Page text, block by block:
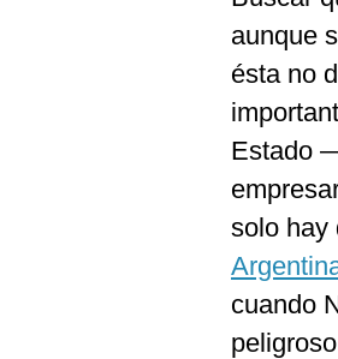
aunque
ésta no
Estado
solo hay
cuando